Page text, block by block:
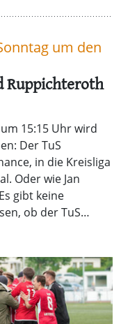
um den
Ruppichteroth
15:15 Uhr wird
Der TuS
in die Kreisliga
Oder wie Jan
gibt keine
ob der TuS…